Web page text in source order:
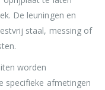
De leuningen en
staal, messing of
worden
specifieke afmetingen